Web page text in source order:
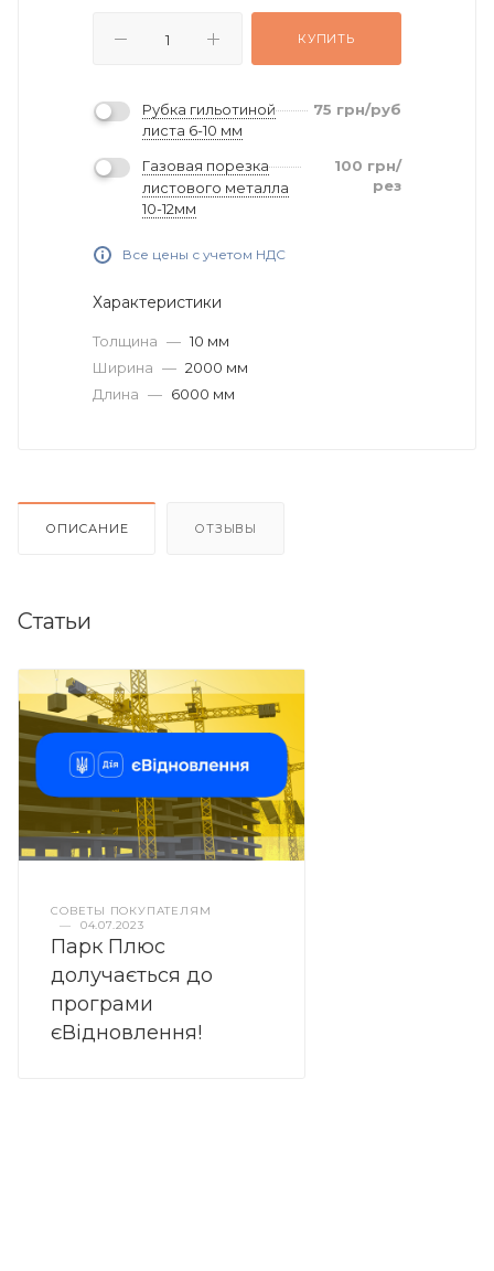
КУПИТЬ
Рубка гильотиной
листа 6-10 мм
75 грн/руб
Газовая порезка
листового металла
10-12мм
100 грн/
рез
Все цены с учетом НДС
Характеристики
Толщина — 10 мм
Ширина — 2000 мм
Длина — 6000 мм
ОПИСАНИЕ ОТЗЫВЫ
Статьи
СОВЕТЫ ПОКУПАТЕЛЯМ
—
04.07.2023
Парк Плюс
долучається до
програми
єВідновлення!